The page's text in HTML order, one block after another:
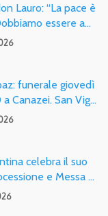
Lauro: “La pace è
essere a…
funerale giovedì
Canazei. San Vig…
celebra il suo
e Messa …